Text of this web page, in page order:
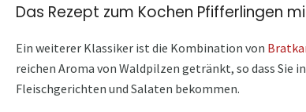
Das Rezept zum Kochen Pfifferlingen
Ein weiterer Klassiker ist die Kombination von
reichen Aroma von Waldpilzen getränkt, so dass Sie
Fleischgerichten und Salaten bekommen.